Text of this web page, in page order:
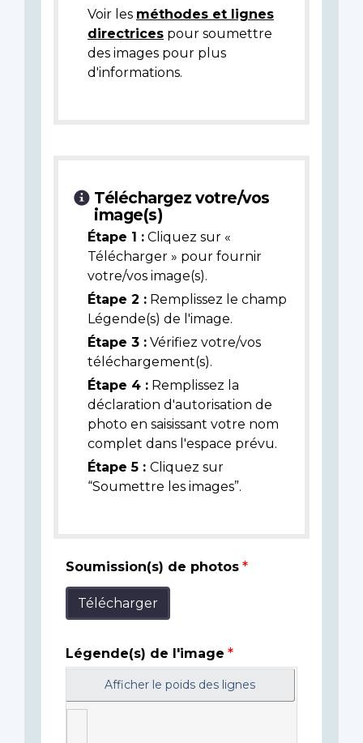
Voir les méthodes et lignes
directrices pour soumettre
des images pour plus
d'informations.
Téléchargez votre/vos
image(s)
Étape 1 : Cliquez sur «
Télécharger » pour fournir
votre/vos image(s).
Étape 2 : Remplissez le champ
Légende(s) de l'image.
Étape 3 : Vérifiez votre/vos
téléchargement(s).
Étape 4 : Remplissez la
déclaration d'autorisation de
photo en saisissant votre nom
complet dans l'espace prévu.
Étape 5 : Cliquez sur
“Soumettre les images”.
Soumission(s) de photos
Télécharger
Légende(s) de l'image
Afficher le poids des lignes